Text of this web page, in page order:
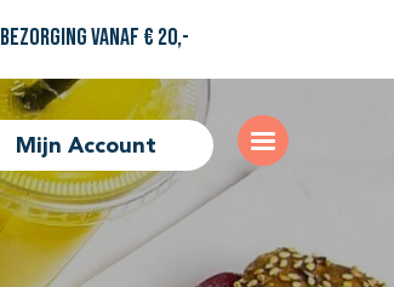
Bezorging vanaf € 20,-
Mijn Account